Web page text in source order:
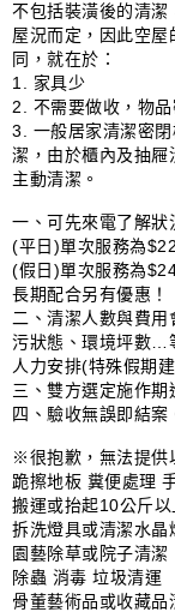
不包括裝潢後的清潔
屋況而定，因此空
同，就在於：
1. 家具少
2. 不需要做收，物品
3. 一般居家清潔密
潔，由於櫃內及抽屜
主動清潔。
一、可先來電了解狀
(平日)單次服務為
(假日)單次服務為
長期配合另有優惠！
二、清潔人數與費
污狀態、環境坪數…
人力安排(特殊假期
三、雙方選定施作期
四、驗收無誤即結案
※很抱歉，無法提供
跪擦地板 糞便處理
搬運或抬起10公斤
拆洗燈具或清潔水晶
園藝除草或院子清潔
除蟲 消毒 垃圾清運
骨董藝術品或收藏品